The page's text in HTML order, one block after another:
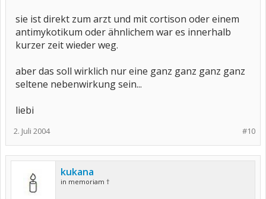
sie ist direkt zum arzt und mit cortison oder einem
antimykotikum oder ähnlichem war es innerhalb
kurzer zeit wieder weg.
aber das soll wirklich nur eine ganz ganz ganz ganz
seltene nebenwirkung sein...
liebi
#10
2. Juli 2004
kukana
in memoriam †